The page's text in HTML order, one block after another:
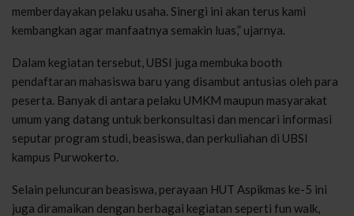
memberdayakan pelaku usaha. Sinergi ini akan terus kami
kembangkan agar manfaatnya semakin luas,” ujarnya.
Dalam kegiatan tersebut, UBSI juga membuka booth
pendaftaran mahasiswa baru yang disambut antusias oleh para
peserta. Banyak di antara pelaku UMKM maupun masyarakat
umum yang datang untuk berkonsultasi dan mencari informasi
seputar program studi, beasiswa, dan perkuliahan di UBSI
kampus Purwokerto.
Selain peluncuran beasiswa, perayaan HUT Aspikmas ke-5 ini
juga diramaikan dengan berbagai kegiatan seperti fun walk,